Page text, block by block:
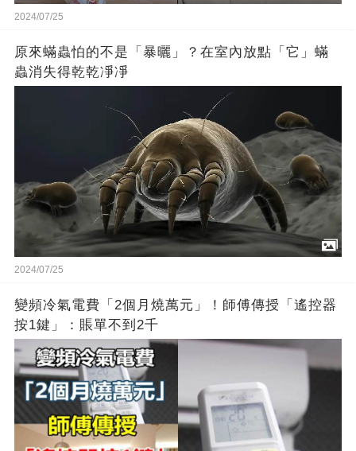
2024/07/25
原來蟎蟲怕的不是「暴曬」？在室內放點「它」蟎
蟲消失得乾乾凈凈
2024/07/25
變頻冷氣電費「2個月燒萬元」！師傅傳授「遙控器
按1鍵」：賬單不到2千